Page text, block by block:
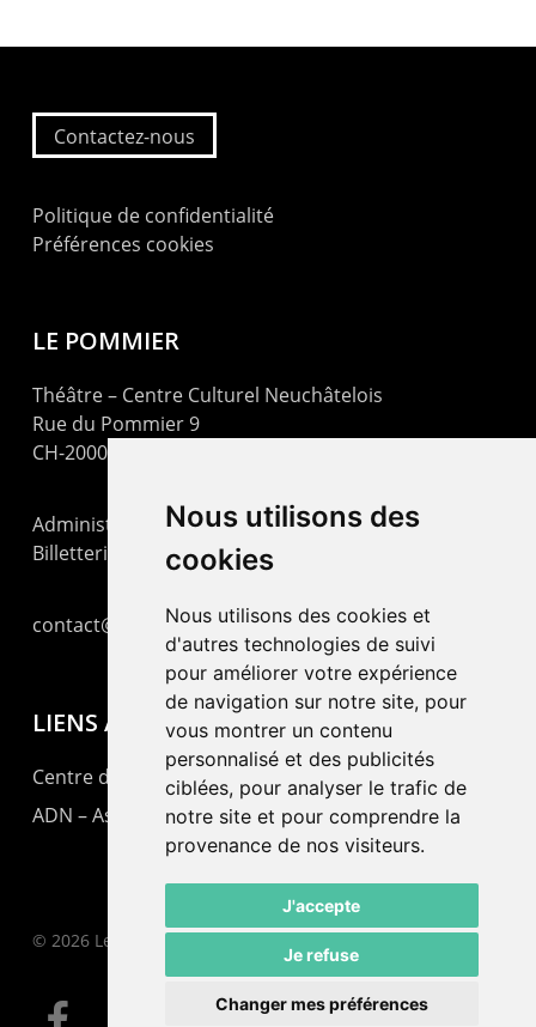
Nous utilisons des
cookies
Nous utilisons des cookies et
d'autres technologies de suivi
pour améliorer votre expérience
de navigation sur notre site, pour
vous montrer un contenu
personnalisé et des publicités
ciblées, pour analyser le trafic de
notre site et pour comprendre la
provenance de nos visiteurs.
J'accepte
Je refuse
Changer mes préférences
Contactez-nous
Politique de confidentialité
Préférences cookies
LE POMMIER
Théâtre – Centre Culturel Neuchâtelois
Rue du Pommier 9
CH-2000 Neuchâtel
Administration : +41 32 725 03 03
Billetterie : +41 32 725 05 05
contact@lepommier.ch
LIENS AMIS
Centre de culture ABC
ADN – Association Danse Neuchâtel
© 2026 Le Pommier.
facebook email